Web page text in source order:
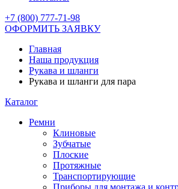
+7 (800) 777-71-98
ОФОРМИТЬ ЗАЯВКУ
Главная
Наша продукция
Рукава и шланги
Рукава и шланги для пара
Каталог
Ремни
Клиновые
Зубчатые
Плоские
Протяжные
Транспортирующие
Приборы для монтажа и